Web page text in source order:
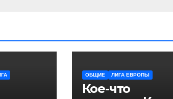
ОБЩИЕ ЛИГА ЕВРОПЫ
Кое-что